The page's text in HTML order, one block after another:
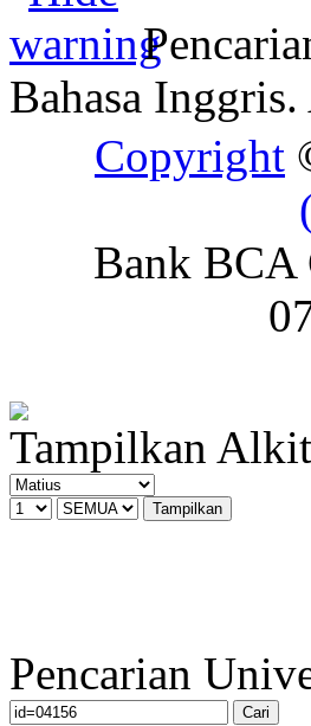
Bahasa
Copyright
Bank BCA
Tampilkan
Pencarian